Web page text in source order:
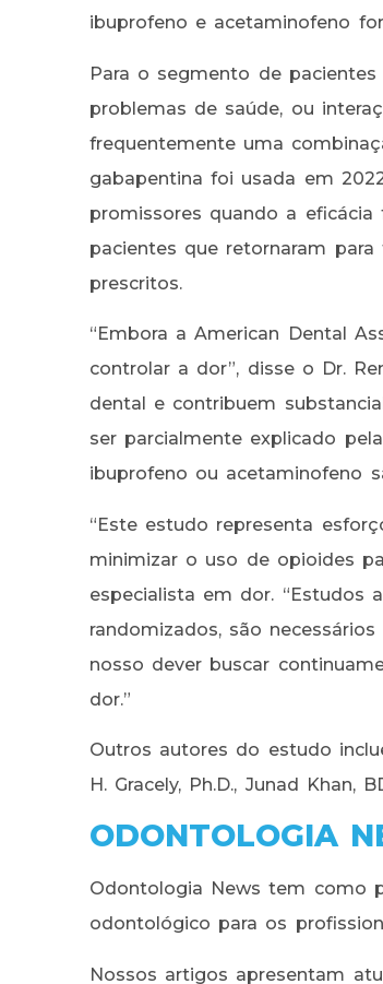
ibuprofeno e acetaminofeno
Para o segmento de
problemas de saúde, ou
frequentemente uma
gabapentina foi usada em
promissores quando a
pacientes que retornaram
prescritos.
“Embora a American Dental
controlar a dor”, disse o Dr.
dental e contribuem
ser parcialmente explicado
ibuprofeno ou acetaminofeno
“Este estudo representa
minimizar o uso de opioides
especialista em dor. “Estudos
randomizados, são
nosso dever buscar
dor.”
Outros autores do estudo
H. Gracely, Ph.D., Junad Khan,
ODONTOLOGIA
Odontologia News tem como
odontológico para os
Nossos artigos apresentam